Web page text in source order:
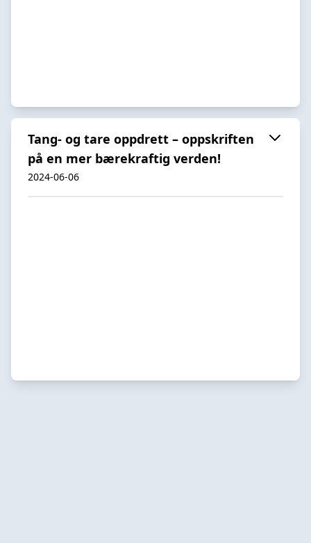
Tang- og tare oppdrett – oppskriften
på en mer bærekraftig verden!
2024-06-06